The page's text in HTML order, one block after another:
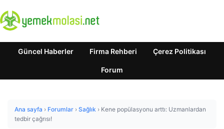
Güncel Haberler Firma Rehberi Çerez Politikası
Forum
Ana sayfa › Forumlar › Sağlık › Kene popülasyonu arttı: Uzmanlardan
tedbir çağrısı!